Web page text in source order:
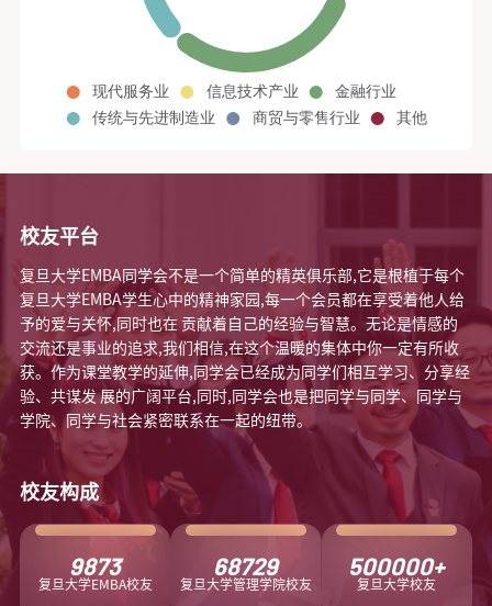
校友平台
复旦大学EMBA同学会不是一个简单的精英俱乐部,它是根植于每个
复旦大学EMBA学生心中的精神家园,每一个会员都在享受着他人给
予的爱与关怀,同时也在 贡献着自己的经验与智慧。无论是情感的
交流还是事业的追求,我们相信,在这个温暖的集体中你一定有所收
获。作为课堂教学的延伸,同学会已经成为同学们相互学习、分享经
验、共谋发 展的广阔平台,同时,同学会也是把同学与同学、同学与
学院、同学与社会紧密联系在一起的纽带。
校友构成
9873
复旦大学EMBA校友
68729
复旦大学管理学院校友
500000+
复旦大学校友